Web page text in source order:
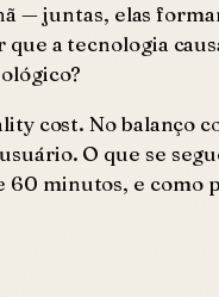
— juntas, elas
a tecnologia
cost. No balanço
O que se
60 minutos, e como